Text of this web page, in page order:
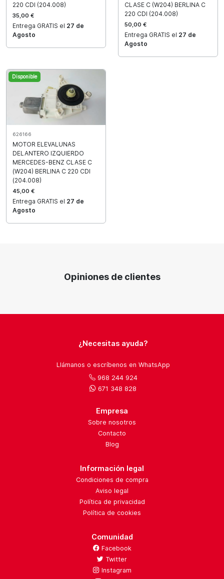
220 CDI (204.008)
35,00 €
Entrega GRATIS el 27 de
Agosto
CLASE C (W204) BERLINA C
220 CDI (204.008)
50,00 €
Entrega GRATIS el 27 de
Agosto
Disponible
626166
MOTOR ELEVALUNAS
DELANTERO IZQUIERDO
MERCEDES-BENZ CLASE C
(W204) BERLINA C 220 CDI
(204.008)
45,00 €
Entrega GRATIS el 27 de
Agosto
Opiniones de clientes
¿Necesitas ayuda?
Llámanos o escríbenos en WhatsApp
968 244 924
671 348 828
Empresa
Sobre nosotros
Contacto
Blog
Información legal
Condiciones de compra
Aviso legal
Política de privacidad
Política de cookies
Comunidad
Facebook
Twitter
Instagram